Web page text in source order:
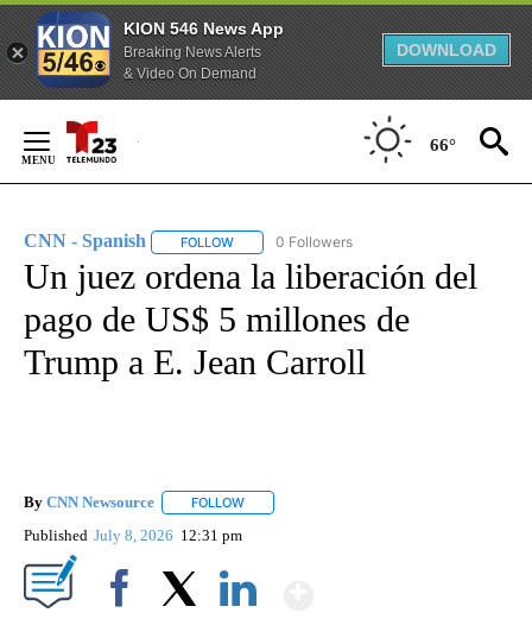
KION 546 News App
Breaking News Alerts
& Video On Demand
DOWNLOAD
Content
66°
CNN - Spanish FOLLOW FOLLOW "CNN - SPANISH" TO RECEIVE
0 Followers
Un juez ordena la liberación del
pago de US$ 5 millones de
Trump a E. Jean Carroll
By CNN Newsource FOLLOW
Published July 8, 2026 12:31 pm